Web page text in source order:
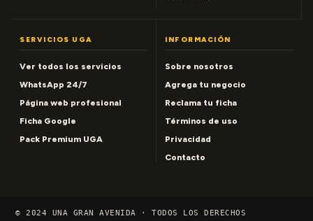
SERVICIOS UGA
Ver todos los servicios
WhatsApp 24/7
Página web profesional
Ficha Google
Pack Premium UGA
INFORMACIÓN
Sobre nosotros
Agrega tu negocio
Reclama tu ficha
Términos de uso
Privacidad
Contacto
© 2024 UNA GRAN AVENIDA · TODOS LOS DERECHOS